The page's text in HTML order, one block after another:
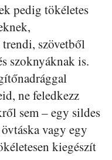
pedig tökéletes
szövetből
szoknyáknak is.
ne feledkezz
sem – egy sildes
vagy egy
kiegészít